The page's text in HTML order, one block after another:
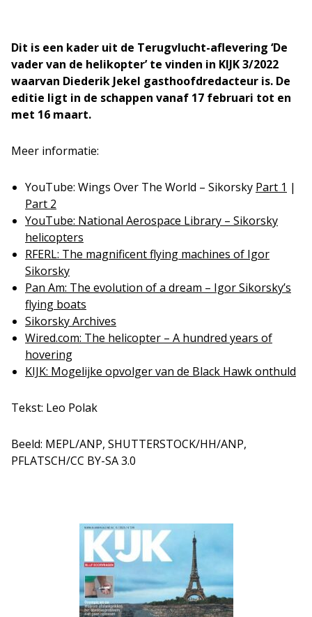
Dit is een kader uit de Terugvlucht-aflevering ‘De
vader van de helikopter’ te vinden in KIJK 3/2022
waarvan Diederik Jekel gasthoofdredacteur is. De
editie ligt in de schappen vanaf 17 februari tot en
met 16 maart.
Meer informatie:
YouTube: Wings Over The World – Sikorsky Part 1 |
Part 2
YouTube: National Aerospace Library – Sikorsky
helicopters
RFERL: The magnificent flying machines of Igor
Sikorsky
Pan Am: The evolution of a dream – Igor Sikorsky’s
flying boats
Sikorsky Archives
Wired.com: The helicopter – A hundred years of
hovering
KIJK: Mogelijke opvolger van de Black Hawk onthuld
Tekst: Leo Polak
Beeld: MEPL/ANP, SHUTTERSTOCK/HH/ANP,
PFLATSCH/CC BY-SA 3.0